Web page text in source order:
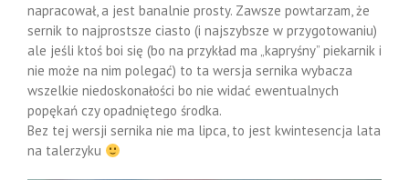
napracował, a jest banalnie prosty. Zawsze powtarzam, że
sernik to najprostsze ciasto (i najszybsze w przygotowaniu)
ale jeśli ktoś boi się (bo na przykład ma „kapryśny” piekarnik i
nie może na nim polegać) to ta wersja sernika wybacza
wszelkie niedoskonałości bo nie widać ewentualnych
popękań czy opadniętego środka.
Bez tej wersji sernika nie ma lipca, to jest kwintesencja lata
na talerzyku